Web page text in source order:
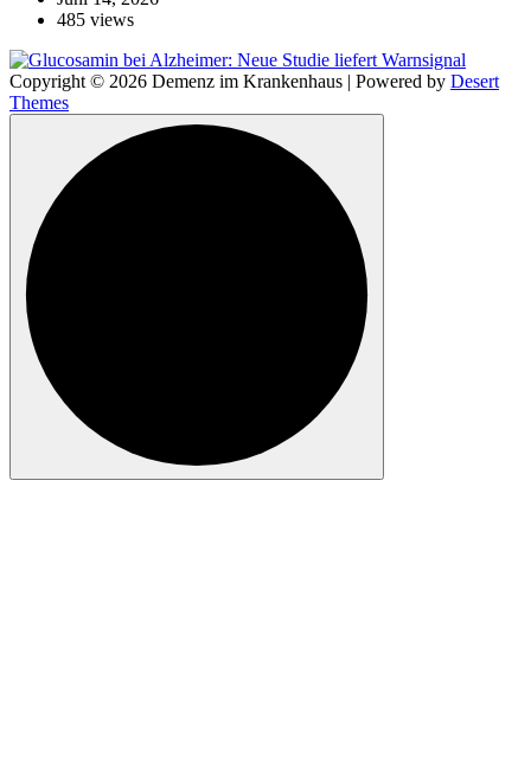
485 views
Copyright © 2026 Demenz im Krankenhaus | Powered by Desert
Themes